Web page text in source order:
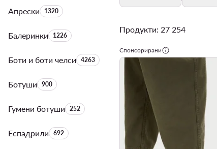
АпрескиБрой на продуктите:
1320
БалеринкиБрой на продуктите:
1226
Боти и боти челсиБрой на продуктите:
4263
БотушиБрой на продуктите:
900
Гумени ботушиБрой на продуктите:
252
ЕспадрилиБрой на продуктите:
692
Продукти: 27 254
Спонсорирани